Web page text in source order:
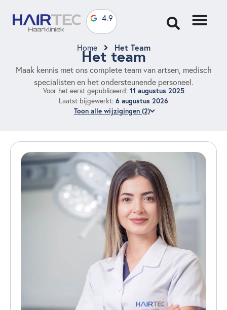
4.9
Home Het Team
Het team
Maak kennis met ons complete team van artsen, medisch
specialisten en het ondersteunende personeel.
Voor het eerst gepubliceerd: 11 augustus 2025
Laatst bijgewerkt: 6 augustus 2026
Toon alle wijzigingen (2)